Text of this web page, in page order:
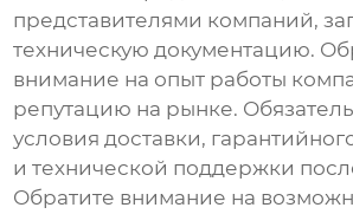
представителями компаний,
техническую документацию.
внимание на опыт работы
репутацию на рынке.
условия доставки,
и технической поддержки
Обратите внимание на